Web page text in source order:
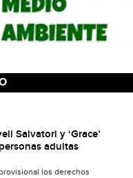
Salvatori y ‘Grace’
adultas
los derechos